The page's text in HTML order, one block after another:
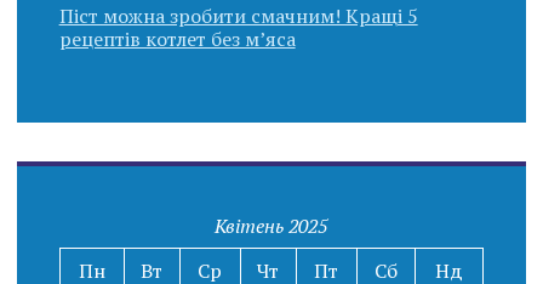
Піст можна зробити смачним! Кращі 5
рецептів котлет без м’яса
Квітень 2025
Пн
Вт Ср Чт Пт Сб
Нд